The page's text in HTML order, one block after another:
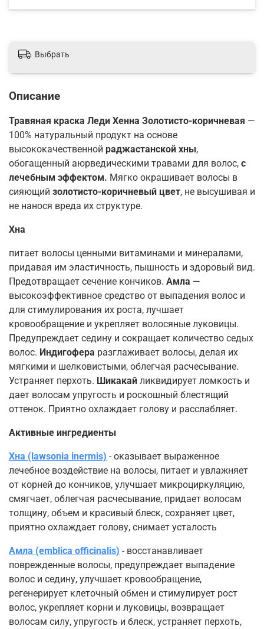
Выбрать
Описание
Травяная краска Леди Хенна Золотисто-коричневая —
100% натуральный продукт на основе
высококачественной раджастанской хны,
обогащенный аюрведическими травами для волос, c
лечебным эффектом. Мягко окрашивает волосы в
сияющий золотисто-коричневый цвет, не высушивая и
не нанося вреда их структуре.
Хна
питает волосы ценными витаминами и минералами,
придавая им эластичность, пышность и здоровый вид.
Предотвращает сечение кончиков. Амла —
высокоэффективное средство от выпадения волос и
для стимулирования их роста, лучшает
кровообращение и укрепляет волосяные луковицы.
Предупреждает седину и сокращает количество седых
волос. Индигофера разглаживает волосы, делая их
мягкими и шелковистыми, облегчая расчесывание.
Устраняет перхоть. Шикакай ликвидирует ломкость и
дает волосам упругость и роскошный блестящий
оттенок. Приятно охлаждает голову и расслабляет.
Активные ингредиенты
Хна (lawsonia inermis) - оказывает выраженное
лечебное воздействие на волосы, питает и увлажняет
от корней до кончиков, улучшает микроциркуляцию,
смягчает, облегчая расчесывание, придает волосам
толщину, объем и красивый блеск, сохраняет цвет,
приятно охлаждает голову, снимает усталость
Амла (emblica officinalis) - восстанавливает
поврежденные волосы, предупреждает выпадение
волос и седину, улучшает кровообращение,
регенерирует клеточный обмен и стимулирует рост
волос, укрепляет корни и луковицы, возвращает
волосам силу, упругость и блеск, устраняет перхоть,